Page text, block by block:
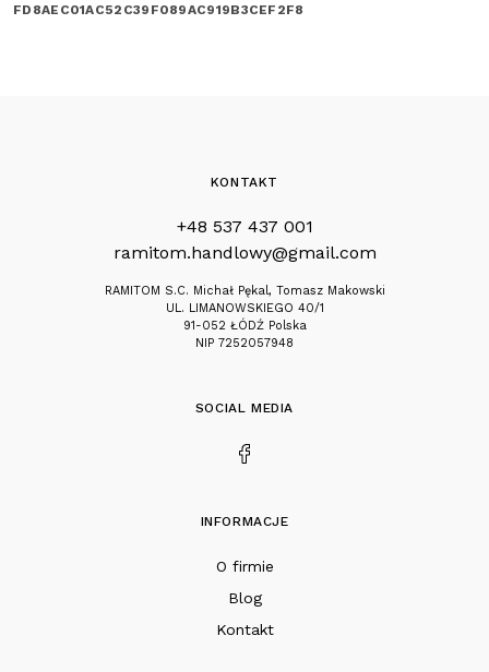
FD8AEC01AC52C39F089AC919B3CEF2F8
KONTAKT
+48 537 437 001
ramitom.handlowy@gmail.com
RAMITOM S.C. Michał Pękal, Tomasz Makowski
UL. LIMANOWSKIEGO 40/1
91-052 ŁÓDŹ Polska
NIP 7252057948
INFORMACJE
O firmie
Blog
Kontakt
SOCIAL MEDIA